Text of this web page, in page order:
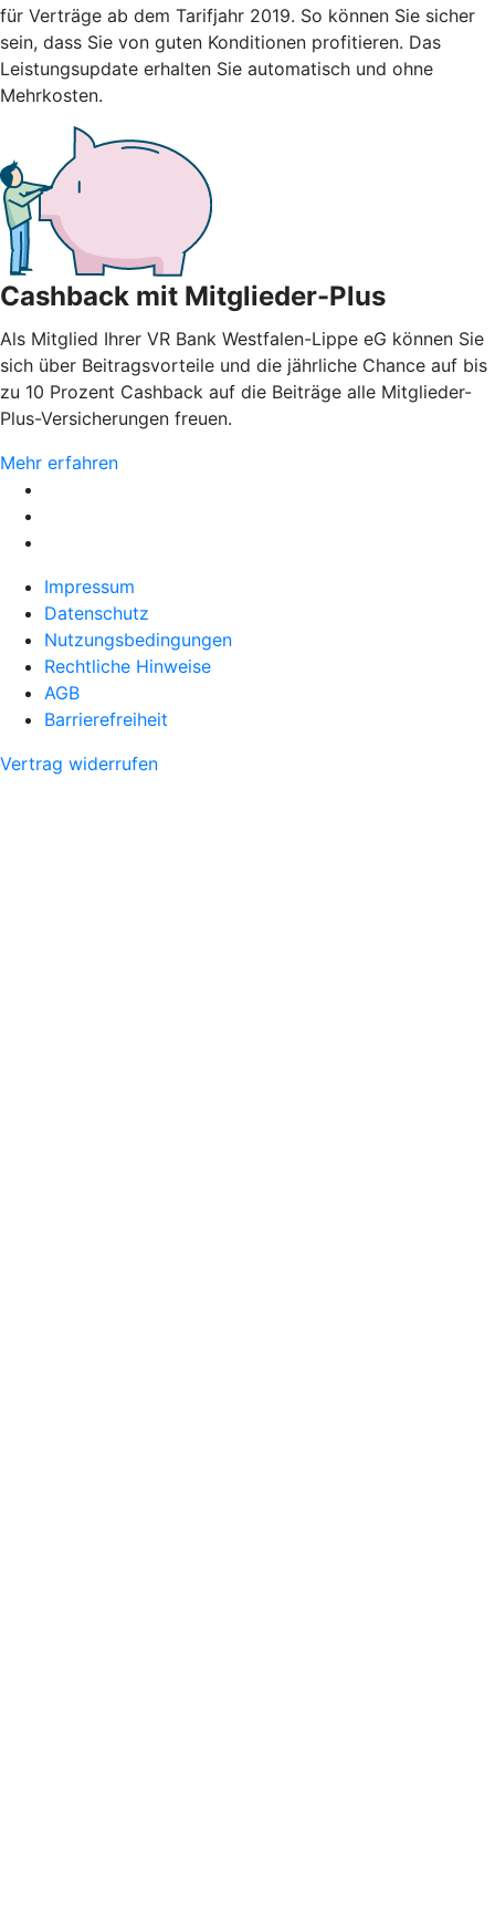
für Verträge ab dem Tarifjahr 2019. So können Sie sicher
sein, dass Sie von guten Konditionen profitieren. Das
Leistungsupdate erhalten Sie automatisch und ohne
Mehrkosten.
Cashback mit Mitglieder-Plus
Als Mitglied Ihrer VR Bank Westfalen-Lippe eG können Sie
sich über Beitragsvorteile und die jährliche Chance auf bis
zu 10 Prozent Cashback auf die Beiträge alle Mitglieder-
Plus-Versicherungen freuen.
Mehr erfahren
Impressum
Datenschutz
Nutzungsbedingungen
Rechtliche Hinweise
AGB
Barrierefreiheit
Vertrag widerrufen